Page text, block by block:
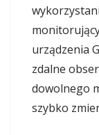
urządzenia
zdalne
dowolnego
szybko